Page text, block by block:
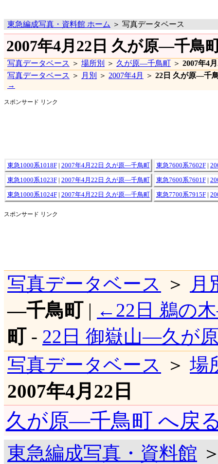
東急編成写真・資料館 ホーム ＞ 写真データベース
2007年4月22日 久が原―千鳥
写真データベース ＞ 場所別 ＞ 久が原―千鳥町 ＞ 2007年4
写真データベース ＞ 月別 ＞ 2007年4月 ＞ 22日 久が原―千
→
スポンサード リンク
東急1000系1018F| 2007年4月22日 久が原―千鳥町 東急7600系7602F|
東急1000系1023F| 2007年4月22日 久が原―千鳥町 東急7600系7601F|
東急1000系1024F| 2007年4月22日 久が原―千鳥町 東急7700系7915F|
スポンサード リンク
写真データベース ＞
月
―千鳥町| ←22日 鵜の
町- 22日 御嶽山―久が
写真データベース
＞ 場
2007年4月22日
久が原―千鳥町 へ戻
東急編成写真・資料館